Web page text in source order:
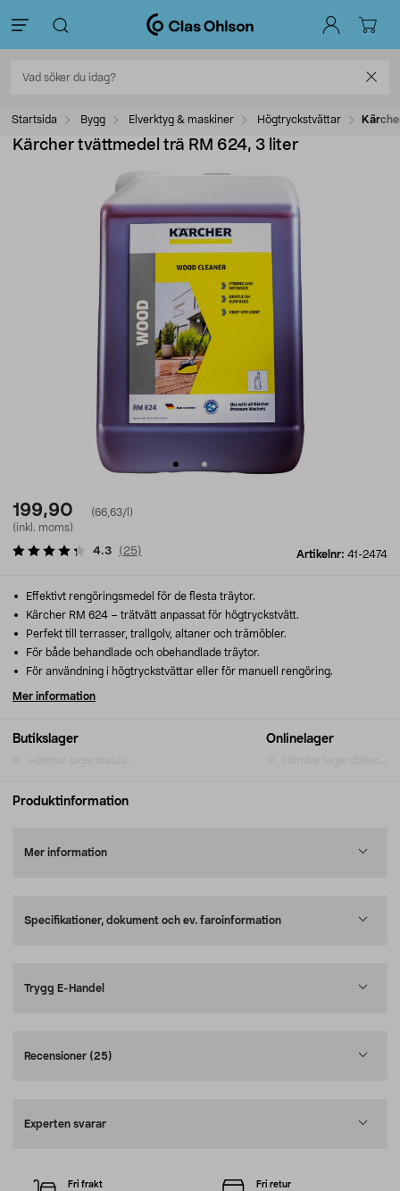
Startsida Bygg Elverktyg & maskiner Högtryckstvättar
Kärcher tvättmedel trä RM 624, 3 liter
199,90
(66,63/l)
(inkl. moms)
Artikelnr: 41-2474
4.3 ( 25)
Butikslager Onlinelager
Effektivt rengöringsmedel för de flesta träytor.
Kärcher RM 624 – trätvätt anpassat för högtryckstvätt.
Perfekt till terrasser, trallgolv, altaner och trämöbler.
För både behandlade och obehandlade träytor.
För användning i högtryckstvättar eller för manuell rengöring.
Mer information
Produktinformation
Mer information
Specifikationer, dokument och ev. faroinformation
Trygg E-Handel
Recensioner (25)
Experten svarar
Fri frakt Fri retur